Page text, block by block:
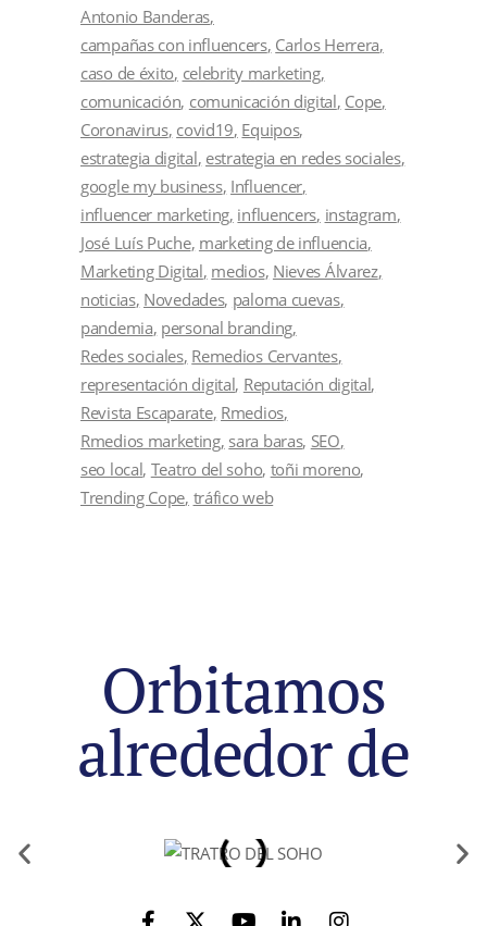
Antonio Banderas
campañas con influencers Carlos Herrera
caso de éxito celebrity marketing
comunicación comunicación digital Cope
Coronavirus covid19 Equipos
estrategia digital estrategia en redes sociales
google my business Influencer
influencer marketing influencers instagram
José Luís Puche marketing de influencia
Marketing Digital medios Nieves Álvarez
noticias Novedades paloma cuevas
pandemia personal branding
Redes sociales Remedios Cervantes
representación digital Reputación digital
Revista Escaparate Rmedios
Rmedios marketing sara baras SEO
seo local Teatro del soho toñi moreno
Trending Cope tráfico web
Orbitamos
alrededor de